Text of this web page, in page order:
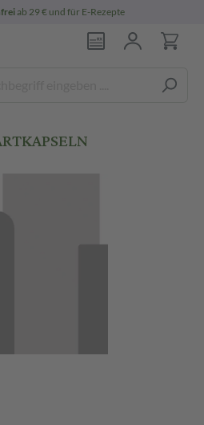
ab 29 € und für E-Rezepte